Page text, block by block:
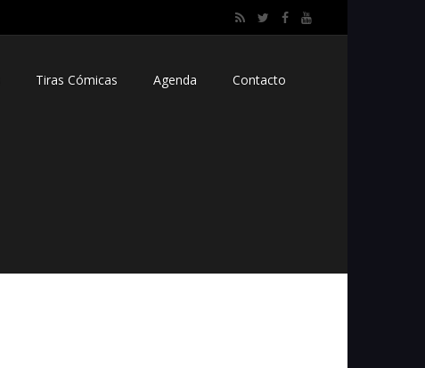
Tiras Cómicas Agenda Contacto